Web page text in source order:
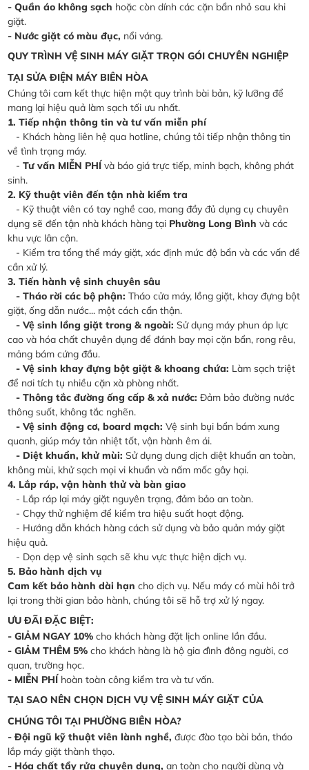
- Quần áo không sạch hoặc còn dính các cặn bẩn nhỏ sau khi
giặt.
- Nước giặt có màu đục, nổi váng.
QUY TRÌNH VỆ SINH MÁY GIẶT TRỌN GÓI CHUYÊN NGHIỆP
TẠI SỬA ĐIỆN MÁY BIÊN HÒA
Chúng tôi cam kết thực hiện một quy trình bài bản, kỹ lưỡng để
mang lại hiệu quả làm sạch tối ưu nhất.
1. Tiếp nhận thông tin và tư vấn miễn phí
- Khách hàng liên hệ qua hotline, chúng tôi tiếp nhận thông tin
về tình trạng máy.
- Tư vấn MIỄN PHÍ và báo giá trực tiếp, minh bạch, không phát
sinh.
2. Kỹ thuật viên đến tận nhà kiểm tra
- Kỹ thuật viên có tay nghề cao, mang đầy đủ dụng cụ chuyên
dụng sẽ đến tận nhà khách hàng tại Phường Long Bình và các
khu vực lân cận.
- Kiểm tra tổng thể máy giặt, xác định mức độ bẩn và các vấn đề
cần xử lý.
3. Tiến hành vệ sinh chuyên sâu
- Tháo rời các bộ phận: Tháo cửa máy, lồng giặt, khay đựng bột
giặt, ống dẫn nước... một cách cẩn thận.
- Vệ sinh lồng giặt trong & ngoài: Sử dụng máy phun áp lực
cao và hóa chất chuyên dụng để đánh bay mọi cặn bẩn, rong rêu,
mảng bám cứng đầu.
- Vệ sinh khay đựng bột giặt & khoang chứa: Làm sạch triệt
để nơi tích tụ nhiều cặn xà phòng nhất.
- Thông tắc đường ống cấp & xả nước: Đảm bảo đường nước
thông suốt, không tắc nghẽn.
- Vệ sinh động cơ, board mạch: Vệ sinh bụi bẩn bám xung
quanh, giúp máy tản nhiệt tốt, vận hành êm ái.
- Diệt khuẩn, khử mùi: Sử dụng dung dịch diệt khuẩn an toàn,
không mùi, khử sạch mọi vi khuẩn và nấm mốc gây hại.
4. Lắp ráp, vận hành thử và bàn giao
- Lắp ráp lại máy giặt nguyên trạng, đảm bảo an toàn.
- Chạy thử nghiệm để kiểm tra hiệu suất hoạt động.
- Hướng dẫn khách hàng cách sử dụng và bảo quản máy giặt
hiệu quả.
- Dọn dẹp vệ sinh sạch sẽ khu vực thực hiện dịch vụ.
5. Bảo hành dịch vụ
Cam kết bảo hành dài hạn cho dịch vụ. Nếu máy có mùi hôi trở
lại trong thời gian bảo hành, chúng tôi sẽ hỗ trợ xử lý ngay.
ƯU ĐÃI ĐẶC BIỆT:
- GIẢM NGAY 10% cho khách hàng đặt lịch online lần đầu.
- GIẢM THÊM 5% cho khách hàng là hộ gia đình đông người, cơ
quan, trường học.
- MIỄN PHÍ hoàn toàn công kiểm tra và tư vấn.
TẠI SAO NÊN CHỌN DỊCH VỤ VỆ SINH MÁY GIẶT CỦA
CHÚNG TÔI TẠI PHƯỜNG BIÊN HÒA?
- Đội ngũ kỹ thuật viên lành nghề, được đào tạo bài bản, tháo
lắp máy giặt thành thạo.
- Hóa chất tẩy rửa chuyên dụng, an toàn cho người dùng và